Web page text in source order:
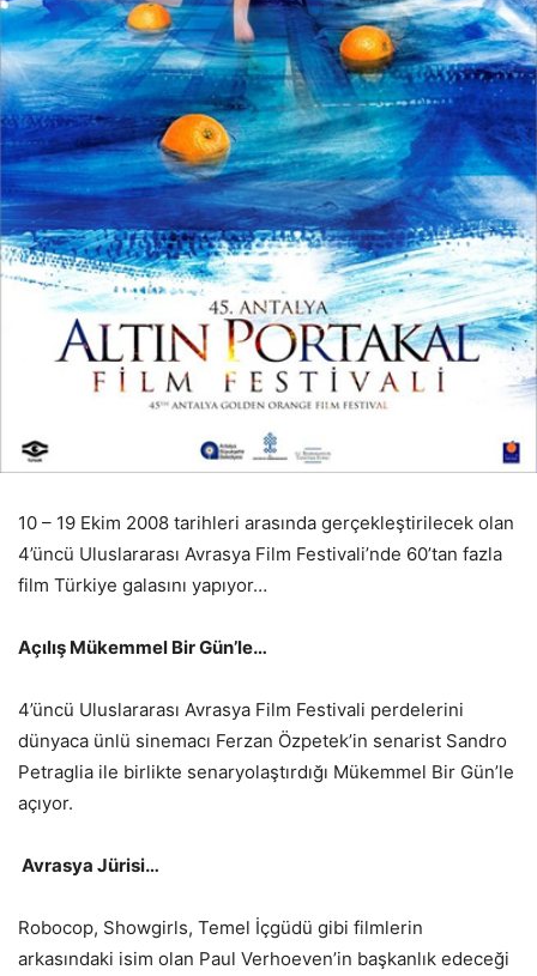
10 – 19 Ekim 2008 tarihleri arasında gerçekleştirilecek olan
4’üncü Uluslararası Avrasya Film Festivali’nde 60’tan fazla
film Türkiye galasını yapıyor…
Açılış Mükemmel Bir Gün’le…
4’üncü Uluslararası Avrasya Film Festivali perdelerini
dünyaca ünlü sinemacı Ferzan Özpetek’in senarist Sandro
Petraglia ile birlikte senaryolaştırdığı Mükemmel Bir Gün’le
açıyor.
Avrasya Jürisi…
Robocop, Showgirls, Temel İçgüdü gibi filmlerin
arkasındaki isim olan Paul Verhoeven’in başkanlık edeceği